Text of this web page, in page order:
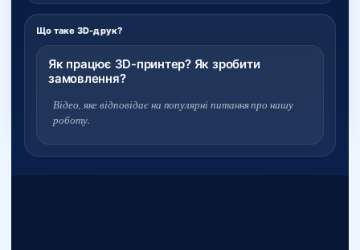
Що таке 3D-друк?
Як працює 3D-принтер? Як зробити
замовлення?
Відео, яке відповідає на популярні питання про нашу
роботу.